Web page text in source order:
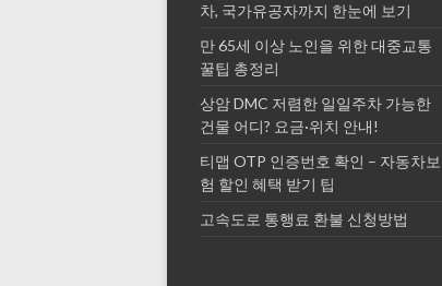
차, 국가유공자까지 한눈에 보기
만 65세 이상 노인을 위한 대중교통
꿀팁 총정리
상암 DMC 저렴한 일일주차 가능한
건물 어디? 요금·위치 안내!
티맵 OTP 인증번호 확인 – 자동차보
험 할인 혜택 받기 팁
고속도로 통행료 환불 신청방법